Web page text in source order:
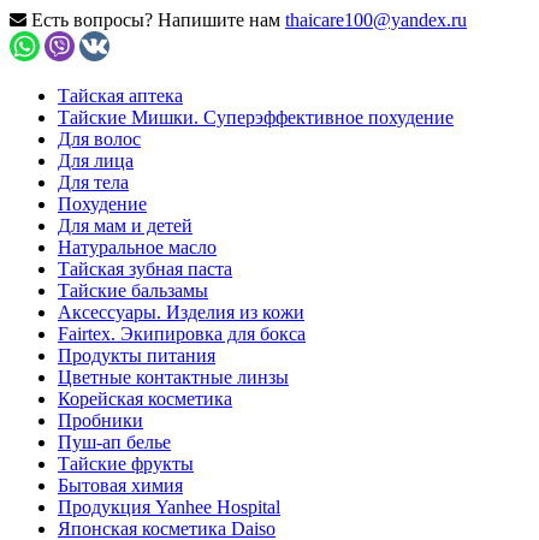
Есть вопросы? Напишите нам thaicare100@yandex.ru
Тайская аптека
Тайские Мишки. Суперэффективное похудение
Для волос
Для лица
Для тела
Похудение
Для мам и детей
Натуральное масло
Тайская зубная паста
Тайские бальзамы
Аксессуары. Изделия из кожи
Fairtex. Экипировка для бокса
Продукты питания
Цветные контактные линзы
Корейская косметика
Пробники
Пуш-ап белье
Тайские фрукты
Бытовая химия
Продукция Yanhee Hospital
Японская косметика Daiso